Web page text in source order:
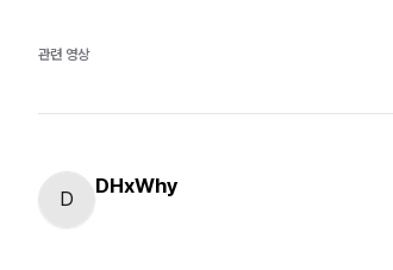
관련 영상
D
DHxWhy